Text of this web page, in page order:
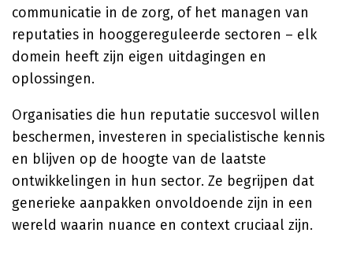
communicatie in de zorg, of het managen van
reputaties in hooggereguleerde sectoren – elk
domein heeft zijn eigen uitdagingen en
oplossingen.
Organisaties die hun reputatie succesvol willen
beschermen, investeren in specialistische kennis
en blijven op de hoogte van de laatste
ontwikkelingen in hun sector. Ze begrijpen dat
generieke aanpakken onvoldoende zijn in een
wereld waarin nuance en context cruciaal zijn.